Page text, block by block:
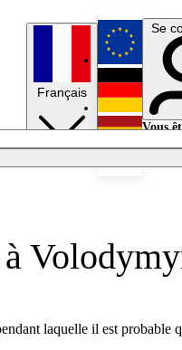
Français
English
Deutsch
Se
Vous
laquelle il est probable